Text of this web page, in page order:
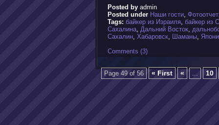
Posted by admin
Posted under Наши гости,
Tags: байкер из Израиля, байкер из
Сахалина, Дальний Восток,
Сахалин, Хабаровск, Шаманы,
Comments (3)
Page 49 of 56 « First « ... 10